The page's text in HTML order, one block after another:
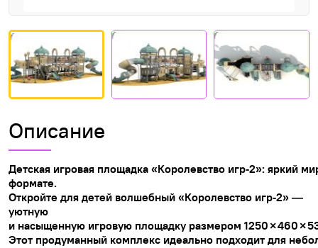
Описание
Детская игровая площадка «Королевство игр‑2»: яркий
формате.
Откройте для детей волшебный «Королевство игр‑2» —
уютную
и насыщенную игровую площадку размером 1250× 460×
Этот продуманный комплекс идеально подходит для